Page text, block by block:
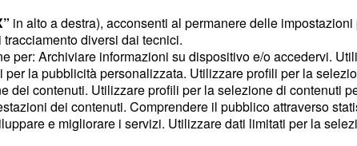
ma
di un
in alto a destra), acconsenti al permanere delle
diversi dai tecnici.
per: Archiviare informazioni su dispositivo e/o accedervi.
la pubblicità personalizzata. Utilizzare profili per la
dei contenuti. Utilizzare profili per la selezione di contenuti
dei contenuti. Comprendere il pubblico attraverso
e migliorare i servizi. Utilizzare dati limitati per la